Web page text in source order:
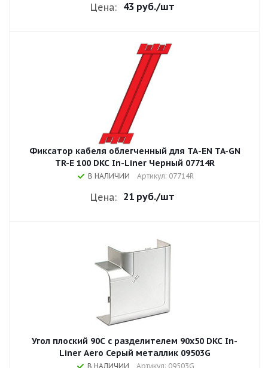
Цена: 43 руб./шт
Фиксатор кабеля облегченный для ТА-EN TA-GN
TR-E 100 DKC In-Liner Черный 07714R
В НАЛИЧИИ Артикул: 07714R
Цена: 21 руб./шт
Угол плоский 90С с разделителем 90x50 DKC In-
Liner Aero Серый металлик 09503G
В НАЛИЧИИ Артикул: 09503G